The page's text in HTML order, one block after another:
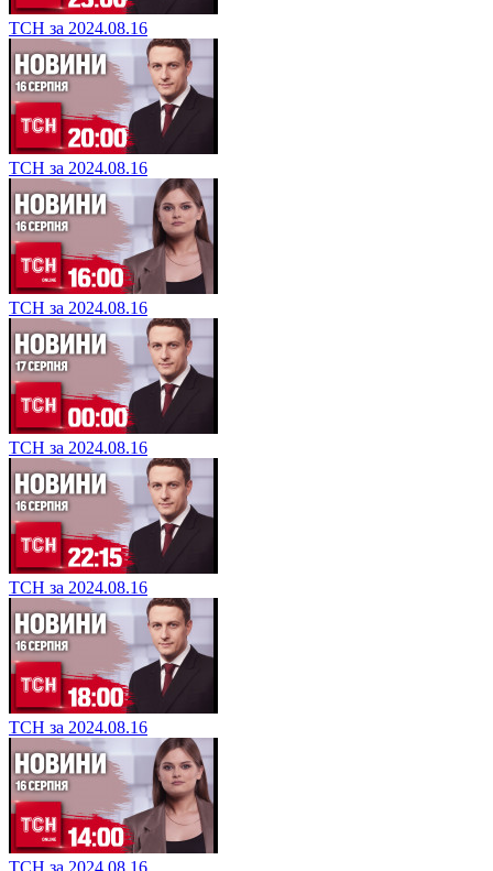
ТСН за 2024.08.16
ТСН за 2024.08.16
ТСН за 2024.08.16
ТСН за 2024.08.16
ТСН за 2024.08.16
ТСН за 2024.08.16
ТСН за 2024.08.16